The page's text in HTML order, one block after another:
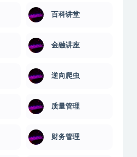
百科讲堂
金融讲座
逆向爬虫
质量管理
财务管理